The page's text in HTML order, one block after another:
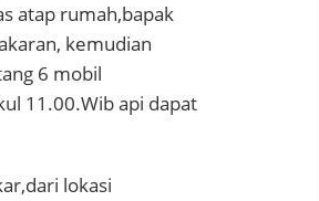
atap rumah,bapak
kemudian
6 mobil
11.00.Wib api dapat
lokasi